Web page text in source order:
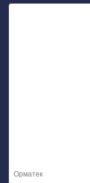
Орматек